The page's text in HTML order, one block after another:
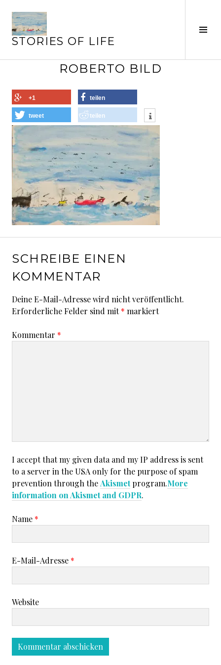
zum
Inhalt
STORIES OF LIFE
ROBERTO BILD
+1 teilen
tweet teilen
SCHREIBE EINEN
KOMMENTAR
Deine E-Mail-Adresse wird nicht veröffentlicht.
Erforderliche Felder sind mit* markiert
Kommentar *
I accept that my given data and my IP address is sent
to a server in the USA only for the purpose of spam
prevention through theAkismetprogram.More
information on Akismet and GDPR.
Name *
E-Mail-Adresse *
Website